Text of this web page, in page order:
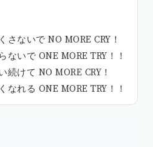
ないで NO MORE CRY！
いで ONE MORE TRY！！
けて NO MORE CRY！
れる ONE MORE TRY！！